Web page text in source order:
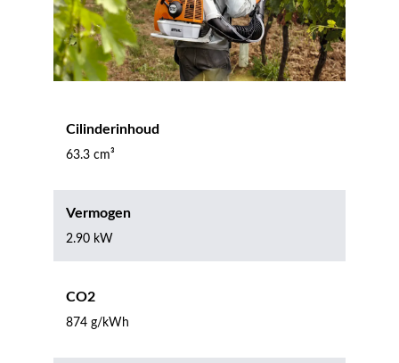
Cilinderinhoud
63.3 cm³
Vermogen
2.90 kW
CO2
874 g/kWh